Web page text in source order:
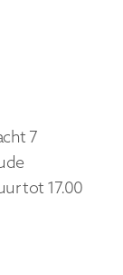
7
tot 17.00